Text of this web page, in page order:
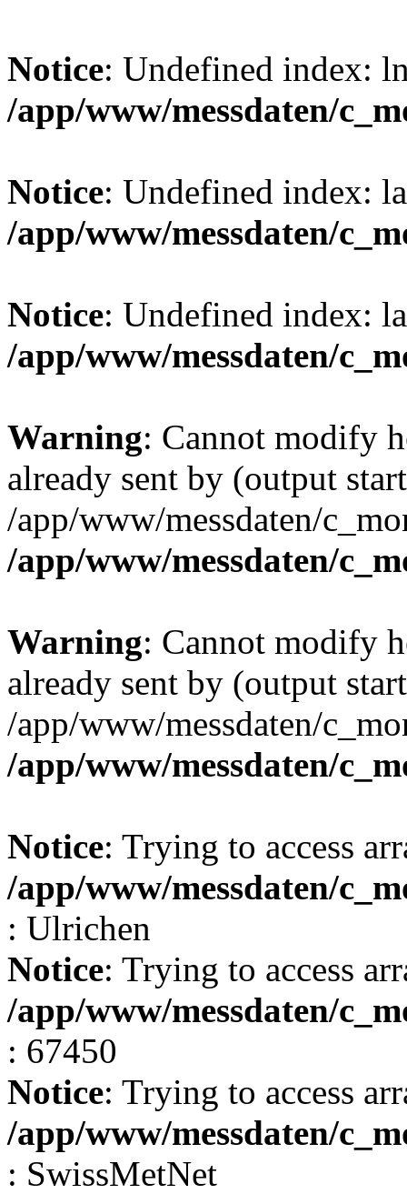
Notice: Undefined index:
/app/www/messdaten/
Notice: Undefined index:
/app/www/messdaten/
Notice: Undefined index:
/app/www/messdaten/
Warning: Cannot modify
already sent by (output
/app/www/messdaten/
/app/www/messdaten/
Warning: Cannot modify
already sent by (output
/app/www/messdaten/
/app/www/messdaten/
Notice: Trying to access
/app/www/messdaten/
: Ulrichen
Notice: Trying to access
/app/www/messdaten/
: 67450
Notice: Trying to access
/app/www/messdaten/
: SwissMetNet